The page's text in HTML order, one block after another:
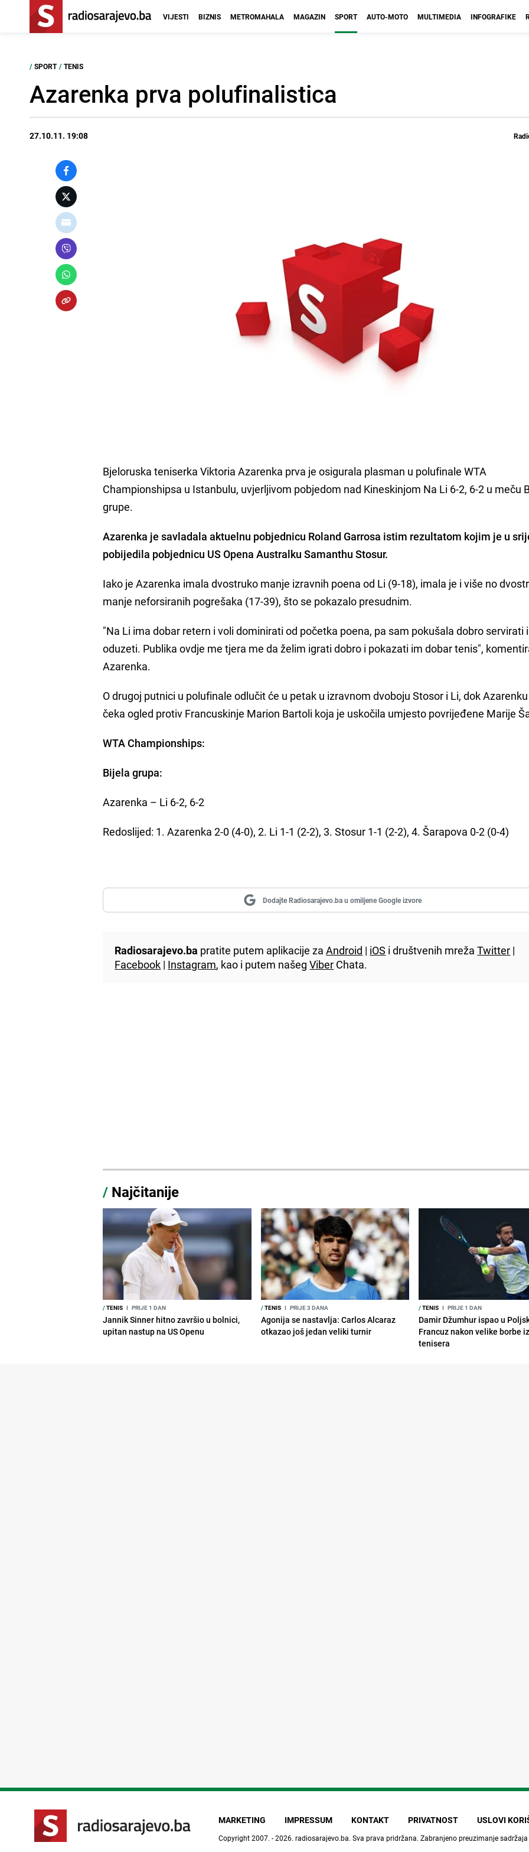
VIJESTI BIZNIS METROMAHALA MAGAZIN SPORT AUTO-MOTO MULTIMEDIA INFOGRAFIKE
/ SPORT / TENIS
Azarenka prva polufinalistica
27.10.11. 19:08
Bjeloruska teniserka Viktoria Azarenka prva je osigurala plasman u polufinale WTA
Championshipsa u Istanbulu, uvjerljivom pobjedom nad Kineskinjom Na Li 6-2, 6-2 u meču
grupe.
Azarenka je savladala aktuelnu pobjednicu Roland Garrosa istim rezultatom kojim je u
pobijedila pobjednicu US Opena Australku Samanthu Stosur.
Iako je Azarenka imala dvostruko manje izravnih poena od Li (9-18), imala je i više no
manje neforsiranih pogrešaka (17-39), što se pokazalo presudnim.
"Na Li ima dobar retern i voli dominirati od početka poena, pa sam pokušala dobro servirati
oduzeti. Publika ovdje me tjera me da želim igrati dobro i pokazati im dobar tenis",
Azarenka.
O drugoj putnici u polufinale odlučit će u petak u izravnom dvoboju Stosor i Li, dok
čeka ogled protiv Francuskinje Marion Bartoli koja je uskočila umjesto povrijeđene Marije
WTA Championships:
Bijela grupa:
Azarenka – Li 6-2, 6-2
Redoslijed: 1. Azarenka 2-0 (4-0), 2. Li 1-1 (2-2), 3. Stosur 1-1 (2-2), 4. Šarapova 0-2 (0-4)
Dodajte Radiosarajevo.ba u omiljene Google izvore
Radiosarajevo.ba pratite putem aplikacije zaAndroid | iOS i društvenih mrežaTwitter |
Facebook | Instagram, kao i putem našegViber Chata.
/ Najčitanije
/TENIS I PRIJE 1 DAN
Jannik Sinner hitno završio u bolnici,
upitan nastup na US Openu
/TENIS I PRIJE 3 DANA
Agonija se nastavlja: Carlos Alcaraz
otkazao još jedan veliki turnir
/TENIS I PRIJE 1 DAN
Damir Džumhur ispao u
Francuz nakon velike borbe
tenisera
MARKETING IMPRESSUM KONTAKT PRIVATNOST USLOVI
Copyright 2007. - 2026. radiosarajevo.ba. Sva prava pridržana. Zabranjeno preuzimanje